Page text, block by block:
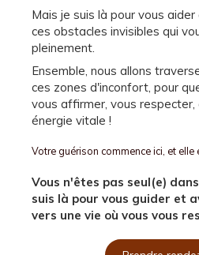
Mais je suis là pour vous
ces obstacles invisibles qui
pleinement.
Ensemble, nous allons
ces zones d'inconfort, pour
vous affirmer, vous
énergie vitale !
Votre guérison commence ici, et elle
Vous n'êtes pas seul(e)
suis là pour vous guider et
vers une vie où vous vous